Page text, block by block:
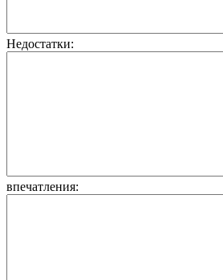
Недостатки:
впечатления: